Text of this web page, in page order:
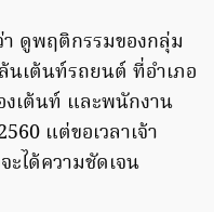
ดูพฤติกรรมของกลุ่ม
เต้นท์รถยนต์ ที่อำเภอ
งเต้นท์ และพนักงาน
แต่ขอเวลาเจ้า
ะได้ความชัดเจน